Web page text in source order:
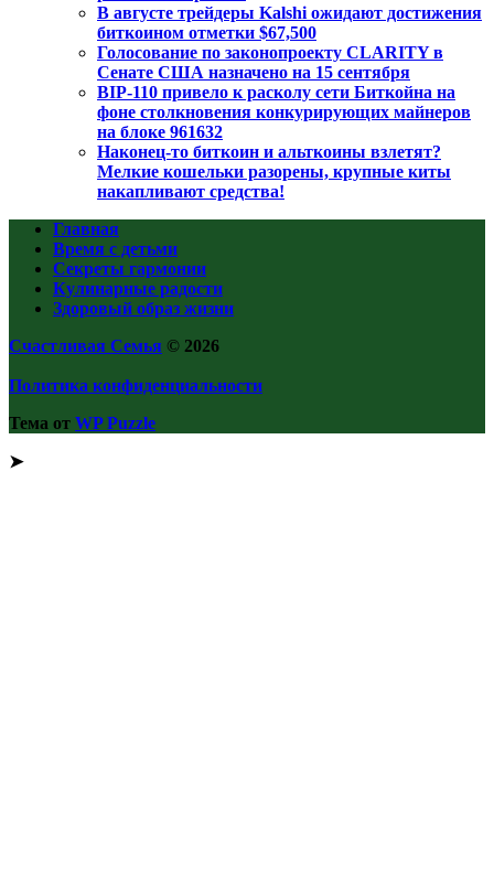
В августе трейдеры Kalshi ожидают достижения
биткоином отметки $67,500
Голосование по законопроекту CLARITY в
Сенате США назначено на 15 сентября
BIP-110 привело к расколу сети Биткойна на
фоне столкновения конкурирующих майнеров
на блоке 961632
Наконец-то биткоин и альткоины взлетят?
Мелкие кошельки разорены, крупные киты
накапливают средства!
Главная
Время с детьми
Секреты гармонии
Кулинарные радости
Здоровый образ жизни
Счастливая Семья © 2026
Политика конфиденциальности
Тема от WP Puzzle
➤